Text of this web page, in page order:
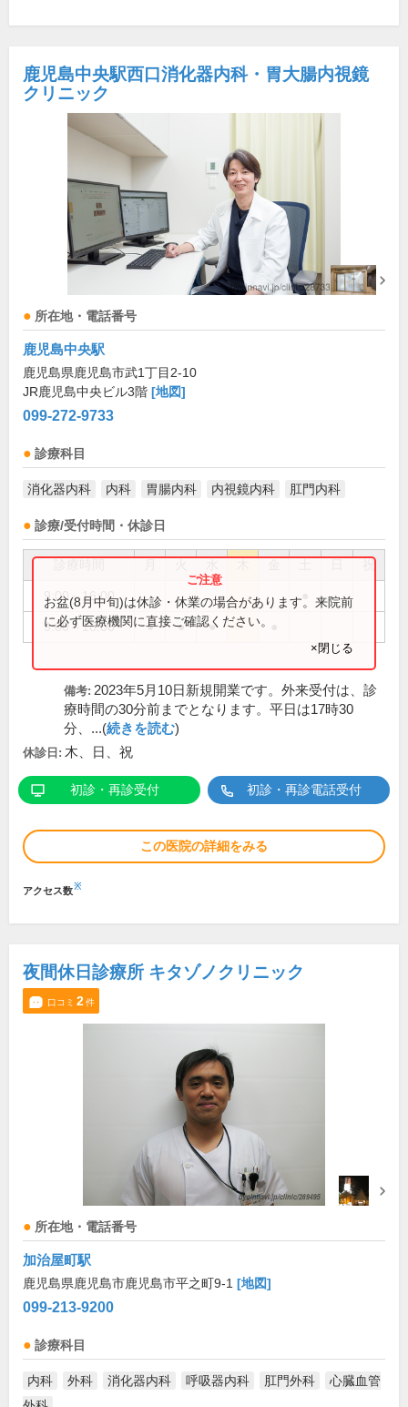
鹿児島中央駅西口消化器内科・胃大腸内視鏡
クリニック
所在地・電話番号
鹿児島中央駅
鹿児島県鹿児島市武1丁目2-10
JR鹿児島中央ビル3階 [地図]
099-272-9733
診療科目
消化器内科 内科 胃腸内科 内視鏡内科 肛門内科
診療/受付時間・休診日
祝
9:00～16:00
9:00～18:00 ● ● ●
お盆(8月中旬)は休診・休業の場合があります。来院前
に必ず医療機関に直接ご確認ください。
×閉じる
備考: 2023年5月10日新規開業です。外来受付は、診
療時間の30分前までとなります。平日は17時30
分、...(続きを読む)
休診日: 木、日、祝
初診・再診受付 初診・再診電話受付
この医院の詳細をみる
アクセス数※
夜間休日診療所 キタゾノクリニック
口コミ 2件
所在地・電話番号
加治屋町駅
鹿児島県鹿児島市鹿児島市平之町9-1 [地図]
099-213-9200
診療科目
内科 外科 消化器内科 呼吸器内科 肛門外科
心臓血管